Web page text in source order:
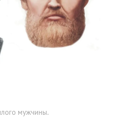
мужчины.